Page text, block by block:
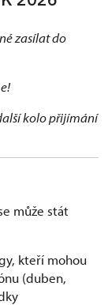
zasílat do
kolo přijímání
může stát
kteří mohou
(duben,